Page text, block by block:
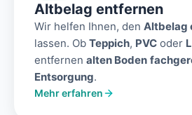
Altbelag entfernen
Wir helfen Ihnen, den Altbelag
lassen. Ob Teppich, PVC oder
entfernen alten Boden
Entsorgung.
Mehr erfahren